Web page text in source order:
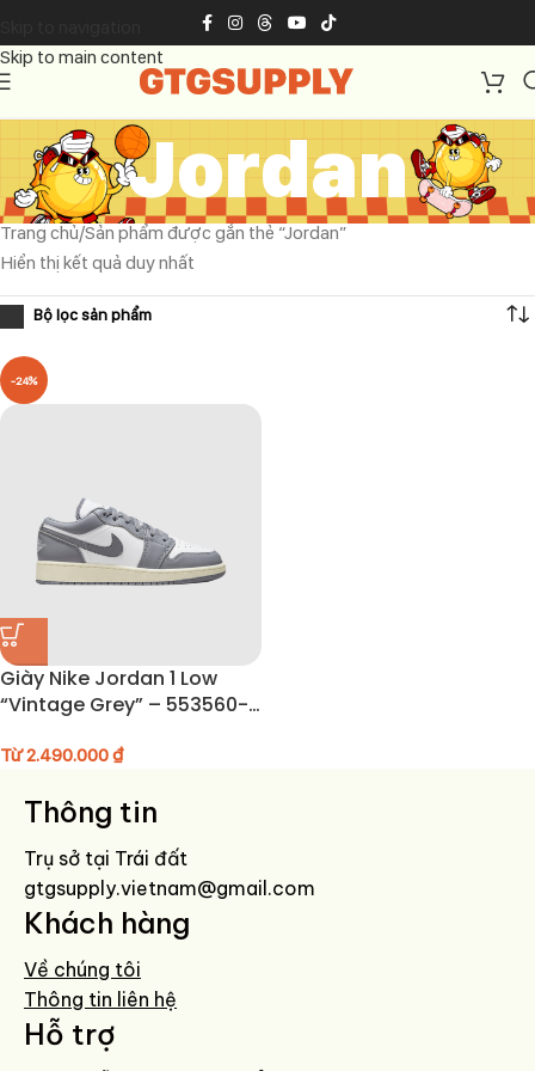
Skip to main content
Jordan
Trang chủ Sản phẩm được gắn thẻ “Jordan”
Hiển thị kết quả duy nhất
-24%
Giày Nike Jordan 1 Low
“Vintage Grey” – 553560-
Từ2.490.000₫
Thông tin
Trụ sở tại Trái đất
gtgsupply.vietnam@gmail.com
Khách hàng
Về chúng tôi
Thông tin liên hệ
Hỗ trợ